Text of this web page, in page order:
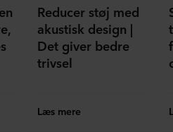
Reducer støj med
akustisk design |
Det giver bedre
trivsel
Læs mere